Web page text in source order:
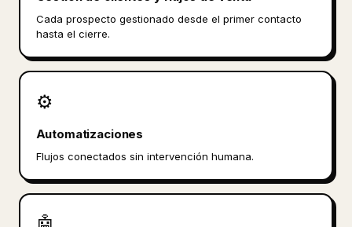
Cada prospecto gestionado desde el primer contacto
hasta el cierre.
⚙️
Automatizaciones
Flujos conectados sin intervención humana.